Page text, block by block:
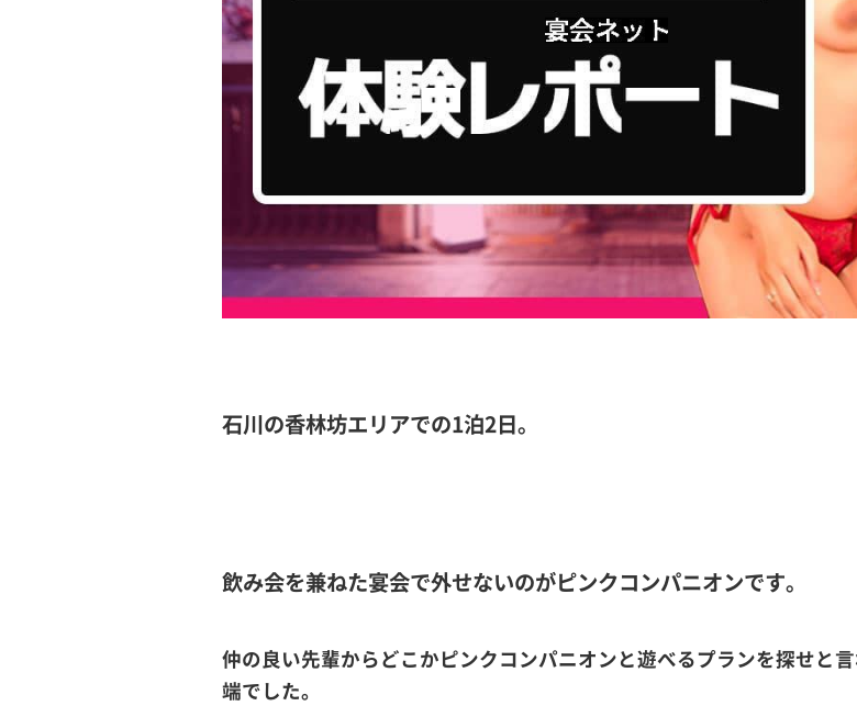
石川の香林坊エリアでの1泊2日。
飲み会を兼ねた宴会で外せないのがピンクコンパニオンです。
仲の良い先輩からどこかピンクコンパニオンと遊べるプランを探せと
端でした。